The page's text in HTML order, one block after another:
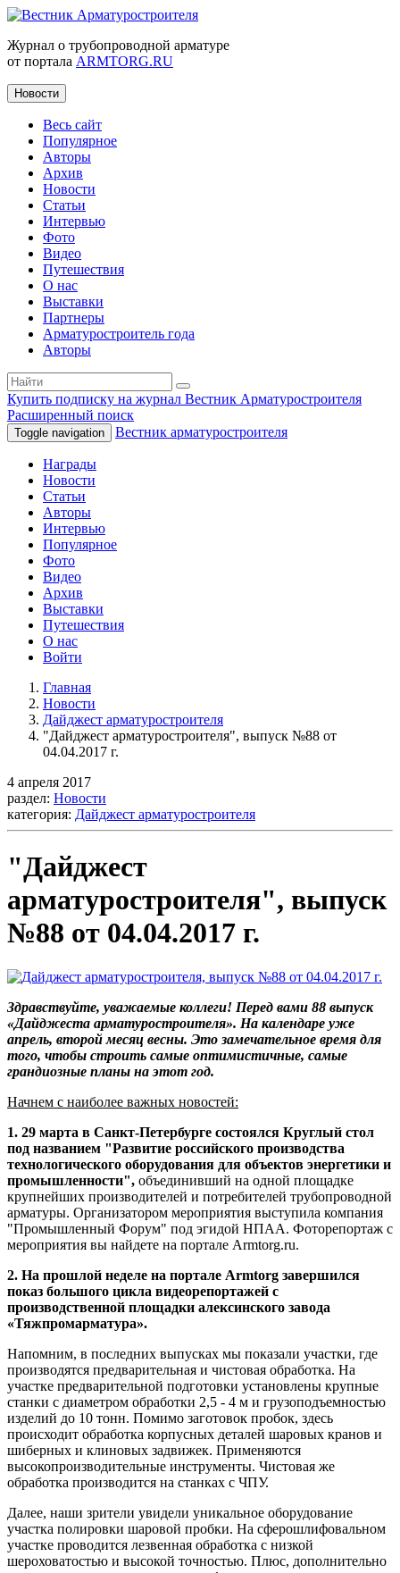
Журнал о трубопроводной арматуре
от портала ARMTORG.RU
Новости
Весь сайт
Популярное
Авторы
Архив
Новости
Статьи
Интервью
Фото
Видео
Путешествия
О нас
Выставки
Партнеры
Арматуростроитель года
Авторы
Купить подписку на журнал Вестник Арматуростроителя
Расширенный поиск
Toggle navigation Вестник арматуростроителя
Награды
Новости
Статьи
Авторы
Интервью
Популярное
Фото
Видео
Архив
Выставки
Путешествия
О нас
Войти
Главная
Новости
Дайджест арматуростроителя
"Дайджест арматуростроителя", выпуск №88 от
04.04.2017 г.
4 апреля 2017
раздел: Новости
категория: Дайджест арматуростроителя
"Дайджест
арматуростроителя", выпуск
№88 от 04.04.2017 г.
Здравствуйте, уважаемые коллеги! Перед вами 88 выпуск
«Дайджеста арматуростроителя». На календаре уже
апрель, второй месяц весны. Это замечательное время для
того, чтобы строить самые оптимистичные, самые
грандиозные планы на этот год.
Начнем с наиболее важных новостей:
1. 29 марта в Санкт-Петербурге состоялся Круглый стол
под названием "Развитие российского производства
технологического оборудования для объектов энергетики и
промышленности", объединивший на одной площадке
крупнейших производителей и потребителей трубопроводной
арматуры. Организатором мероприятия выступила компания
"Промышленный Форум" под эгидой НПАА. Фоторепортаж с
мероприятия вы найдете на портале Armtorg.ru.
2. На прошлой неделе на портале Armtorg завершился
показ большого цикла видеорепортажей с
производственной площадки алексинского завода
«Тяжпромарматура».
Напомним, в последних выпусках мы показали участки, где
производятся предварительная и чистовая обработка. На
участке предварительной подготовки установлены крупные
станки с диаметром обработки 2,5 - 4 м и грузоподъемностью
изделий до 10 тонн. Помимо заготовок пробок, здесь
происходит обработка корпусных деталей шаровых кранов и
шиберных и клиновых задвижек. Применяются
высокопроизводительные инструменты. Чистовая же
обработка производится на станках с ЧПУ.
Далее, наши зрители увидели уникальное оборудование
участка полировки шаровой пробки. На сферошлифовальном
участке проводится лезвенная обработка с низкой
шероховатостью и высокой точностью. Плюс, дополнительно